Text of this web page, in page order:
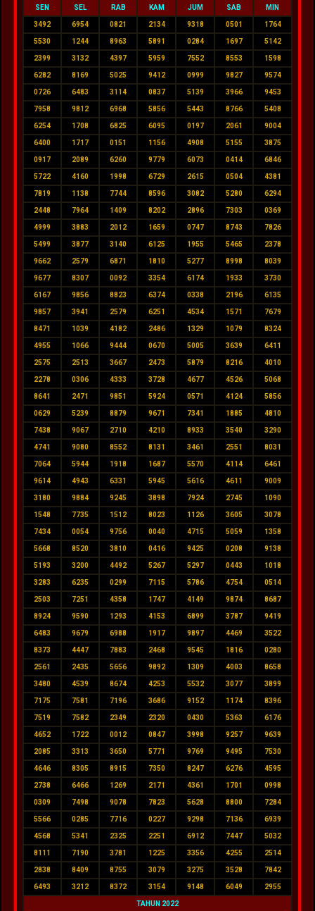
SEN SEL RAB KAM JUM SAB MIN
3492 6954 0821 2134 9318 0501 1764
5530 1244 8963 5891 0284 1697 5142
2399 3132 4397 5959 7552 8553 1598
6282 8169 5025 9412 0999 9827 9574
0726 6483 3114 0837 5139 3966 9453
7958 9812 6968 5856 5443 8766 5408
6254 1708 6825 6095 0197 2061 9004
6400 1717 0151 1156 4908 5155 3875
0917 2089 6260 9779 6073 0414 6846
5722 4160 1998 6729 2615 0504 4381
7819 1138 7744 8596 3082 5280 6294
2448 7964 1409 8202 2896 7303 0369
4999 3883 2012 1659 0747 8743 7826
5499 3877 3140 6125 1955 5465 2378
9662 2579 6871 1810 5277 8998 8039
9677 8307 0092 3354 6174 1933 3730
6167 9856 8823 6374 0338 2196 6135
9857 3941 2579 6251 4534 1571 7679
8471 1039 4182 2486 1329 1079 8324
4955 1066 9444 0670 5005 3639 6411
2575 2513 3667 2473 5879 8216 4010
2278 0306 4333 3728 4677 4526 5068
8641 2471 9851 5924 0571 4124 5856
0629 5239 8879 9671 7341 1885 4810
7438 9067 2710 4210 8933 3540 3290
4741 9080 8552 8131 3461 2551 8031
7064 5944 1918 1687 5570 4114 6461
9614 4943 6331 5945 5616 4611 9009
3180 9884 9245 3898 7924 2745 1090
1548 7735 1512 8023 1126 3605 3078
7434 0054 9756 0040 4715 5059 1358
5668 8520 3810 0416 9425 0208 9138
5193 3200 4492 5267 5297 0443 1018
3283 6235 0299 7115 5786 4754 0514
2503 7251 4358 1747 4149 9874 8687
8924 9590 1293 4153 6899 3787 9419
6483 9679 6988 1917 9897 4469 3522
8373 4447 7883 2468 9545 1816 0280
2561 2435 5656 9892 1309 4003 8658
3480 4539 8674 4253 5532 3077 3899
7175 7581 7196 3686 9152 1174 8396
7519 7582 2349 2320 0430 5363 6176
4652 1722 0012 0847 3998 9257 9639
2085 3313 3650 5771 9769 9495 7530
4646 8305 8915 7350 8247 6276 4595
2738 6466 1269 2171 4361 1701 0998
0309 7498 9078 7823 5628 8800 7284
5566 0285 7716 0227 9298 7136 6939
4568 5341 2325 2251 6912 7447 5032
8111 7190 3781 1225 3356 4255 2514
2838 8409 8755 3079 3275 3528 7842
6493 3212 8372 3154 9148 6049 2955
TAHUN 2022